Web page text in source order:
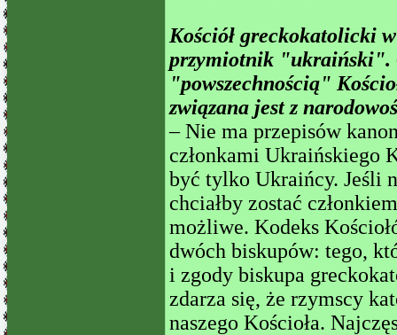
Kościół greckokatolicki
przymiotnik "ukraiński".
"powszechnością"
związana jest z
– Nie ma przepisów
członkami Ukraińskiego
być tylko Ukraińcy. Jeśli
chciałby zostać
możliwe. Kodeks
dwóch biskupów: tego,
i zgody biskupa
zdarza się, że rzymscy
naszego Kościoła.